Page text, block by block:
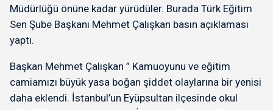
Müdürlüğü önüne kadar yürüdüler. Burada Türk Eğitim
Sen Şube Başkanı Mehmet Çalışkan basın açıklaması
yaptı.
Başkan Mehmet Çalışkan ” Kamuoyunu ve eğitim
camiamızı büyük yasa boğan şiddet olaylarına bir yenisi
daha eklendi. İstanbul’un Eyüpsultan ilçesinde okul